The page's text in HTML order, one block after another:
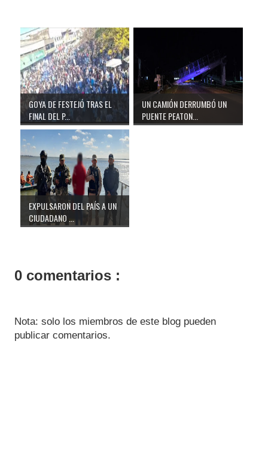
GOYA DE FESTEJÓ TRAS EL
FINAL DEL P...
UN CAMIÓN DERRUMBÓ UN
PUENTE PEATON...
EXPULSARON DEL PAÍS A UN
CIUDADANO ...
0 comentarios :
Nota: solo los miembros de este blog pueden
publicar comentarios.